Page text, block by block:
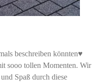
beschreiben könnten♥️
sooo tollen Momenten. Wir
Spaß durch diese